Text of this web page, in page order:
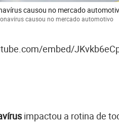
causou no mercado
causou no mercado automotivo
embed/
impactou a rotina de